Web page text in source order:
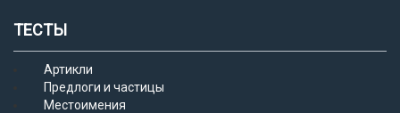
ТЕСТЫ
Артикли
Предлоги и частицы
Местоимения